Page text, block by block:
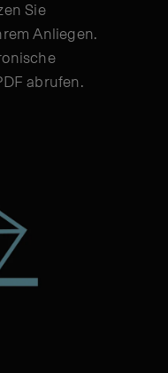
Sie
Anliegen.
abrufen.